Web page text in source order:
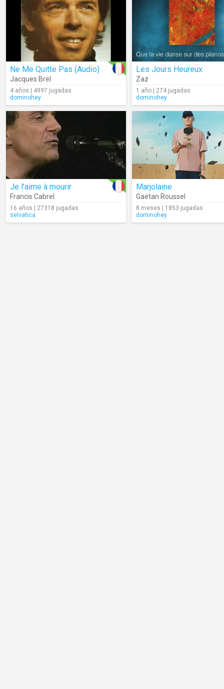
Ne Me Quitte Pas (Audio)
Jacques Brel
4 años | 4997 jugadas
dominohey
Les Jours Heureux
Zaz
1 año | 274 jugadas
dominohey
Je l'aime à mourir
Francis Cabrel
16 años | 27318 jugadas
selvatica
Marjolaine
Gaëtan Roussel
8 meses | 1853 jugadas
dominohey